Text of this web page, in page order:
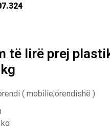
të lirë prej
( mobilie,orendishë )